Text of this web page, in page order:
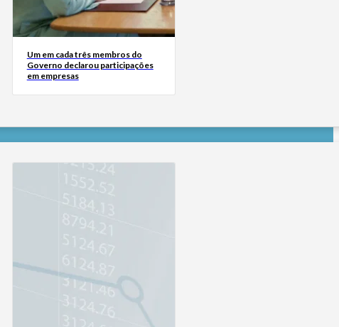
Um em cada três membros do
Governo declarou participações
em empresas